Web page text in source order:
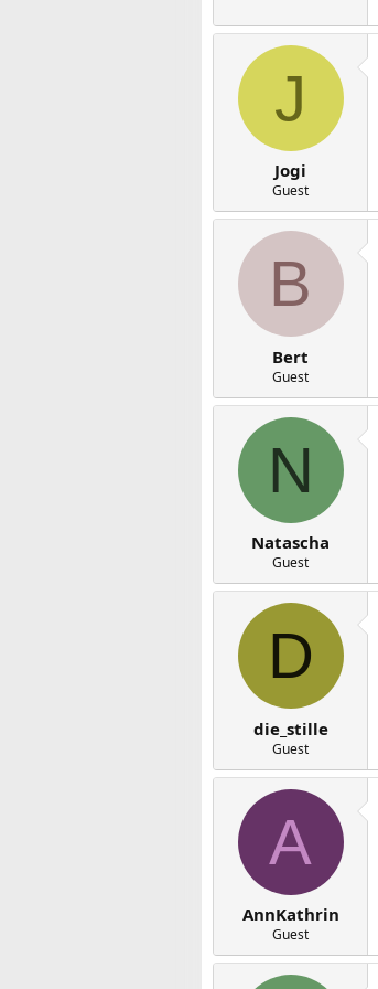
J
Jogi
Guest
B
Bert
Guest
N
Natascha
Guest
D
die_stille
Guest
A
AnnKathrin
Guest